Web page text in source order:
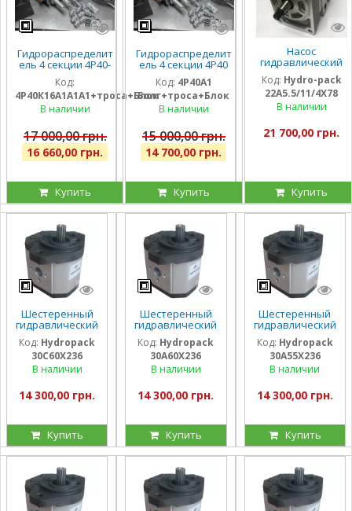
Гидрораспределит
ель 4 секции 4Р40-
К16А1А1А1 с одной
плавающей
секцией, троса и
блок рычагов на 4
Код:
4Р40К16А1А1А1+троса+Блок
В наличии
17 000,00 грн.
16 660,00 грн.
Купить
Гидрораспределит
ель 4 секции 4Р40
на погрузчик (без
плавающих
секций), троса и
блок рычагов на 4
Код: 4Р40А1
Болг+троса+Блок
В наличии
15 000,00 грн.
14 700,00 грн.
Купить
Насос
гидравлический
шестеренный
тандемный Hydro-
pack
22A5.5/11/4X780DSS
Код: Hydro-pack
22A5.5/11/4X78
В наличии
21 700,00 грн.
Купить
Шестеренный
гидравлический
насос Hydropack
30C60X236 (60
см3) правого
вращения
Код: Hydropack
30C60X236
В наличии
14 300,00 грн.
Купить
Шестеренный
гидравлический
насос Hydropack
30A60X236 (60
см3) левого
вращения
Код: Hydropack
30A60X236
В наличии
14 300,00 грн.
Купить
Шестеренный
гидравлический
насос Hydropack
30A55X236 (55
см3) левого
вращения
Код: Hydropack
30A55X236
В наличии
14 300,00 грн.
Купить